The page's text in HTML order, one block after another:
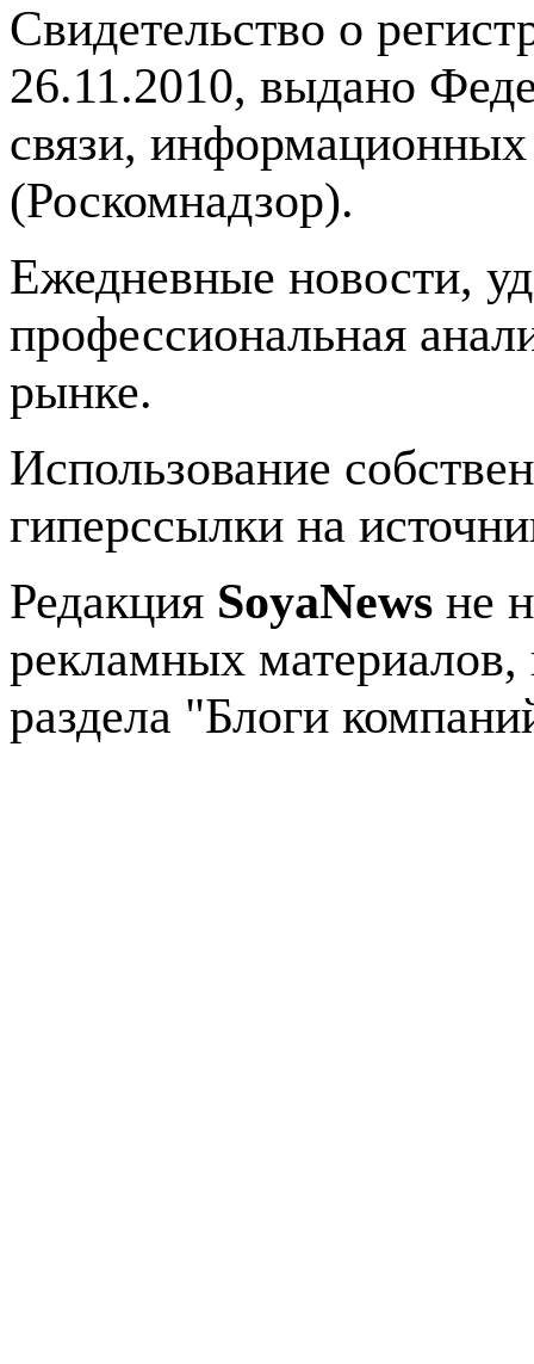
Свидетельство о
26.11.2010, выдано
связи,
(Роскомнадзор).
Ежедневные новости,
профессиональная
рынке.
Использование
гиперссылки на
Редакция SoyaNews не
рекламных
раздела "Блоги